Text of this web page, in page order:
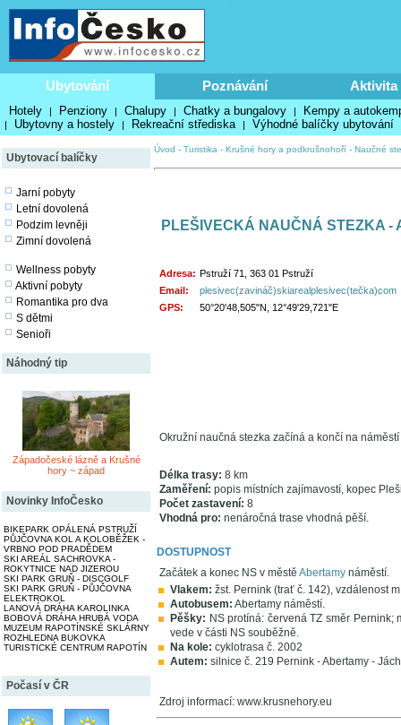
Ubytování Poznávání Aktivita
Hotely | Penziony | Chalupy | Chatky a bungalovy | Kempy a
| Ubytovny a hostely | Rekreační střediska | Výhodné balíčky ubytování
Ubytovací balíčky
Jarní pobyty
Letní dovolená
Podzim levněji
Zimní dovolená
Wellness pobyty
Aktivní pobyty
Romantika pro dva
S dětmi
Senioři
Náhodný tip
Západočeské lázně a Krušné
hory ~ západ
Novinky InfoČesko
BIKEPARK OPÁLENÁ PSTRUŽÍ
PŮJČOVNA KOL A KOLOBĚŽEK -
VRBNO POD PRADĚDEM
SKI AREÁL SACHROVKA -
ROKYTNICE NAD JIZEROU
SKI PARK GRUŇ - DISCGOLF
SKI PARK GRUŇ - PŮJČOVNA
ELEKTROKOL
LANOVÁ DRÁHA KAROLINKA
BOBOVÁ DRÁHA HRUBÁ VODA
MUZEUM RAPOTÍNSKÉ SKLÁRNY
ROZHLEDNA BUKOVKA
TURISTICKÉ CENTRUM RAPOTÍN
Počasí v ČR
Úvod - Turistika - Krušné hory a podkrušnohoří - Naučné
PLEŠIVECKÁ NAUČNÁ STEZKA -
Adresa: Pstruží 71, 363 01 Pstruží
Email:
plesivec(zavináč)skiarealplesivec(tečka)com
GPS:
50°20'48,505"N, 12°49'29,721"E
Okružní naučná stezka začíná a končí na
Délka trasy: 8 km
Zaměření: popis místních zajímavostí, kopec
Počet zastavení: 8
Vhodná pro: nenáročná trase vhodná pěší.
DOSTUPNOST
Začátek a konec NS v městě Abertamy náměstí.
Vlakem: žst. Pernink (trať č. 142), vzdálenost
Autobusem: Abertamy náměstí.
Pěšky: NS protíná: červená TZ směr
vede v části NS souběžně.
Na kole: cyklotrasa č. 2002
Autem: silnice č. 219 Pernink - Abertamy -
Zdroj informací: www.krusnehory.eu